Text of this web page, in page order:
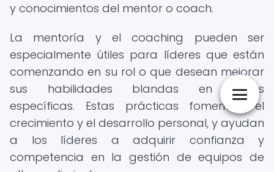
y conocimientos del mentor o coach.
La mentoría y el coaching pueden ser
especialmente útiles para líderes que están
comenzando en su rol o que desean mejorar
sus habilidades blandas en áreas
específicas. Estas prácticas fomentan el
crecimiento y el desarrollo personal, y ayudan
a los líderes a adquirir confianza y
competencia en la gestión de equipos de